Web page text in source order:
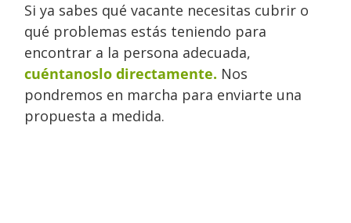
Si ya sabes qué vacante necesitas cubrir o
qué problemas estás teniendo para
encontrar a la persona adecuada,
cuéntanoslo directamente. Nos
pondremos en marcha para enviarte una
propuesta a medida.